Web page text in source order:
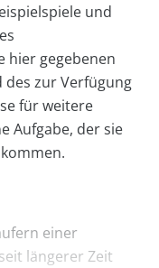
und
hier gegebenen
zur Verfügung
für weitere
Aufgabe, der sie
einer
längerer Zeit